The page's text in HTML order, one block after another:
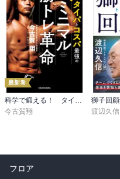
最新巻
科学で鍛える！ タイパとコスパ最強のミニマル筋トレ革命
今古賀翔
渡辺久信
フロア